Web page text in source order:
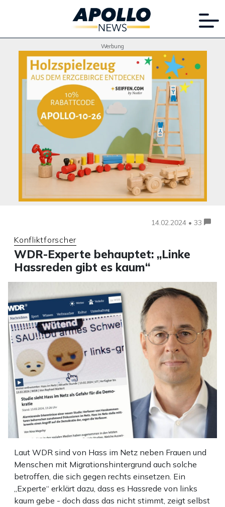
Werbung
14.02.2024 • 33
Konfliktforscher
WDR-Experte behauptet: „Linke
Hassreden gibt es kaum“
Laut WDR sind von Hass im Netz neben Frauen und
Menschen mit Migrationshintergrund auch solche
betroffen, die sich gegen rechts einsetzen. Ein
„Experte“ erklärt dazu, dass es Hassrede von links
kaum gebe - doch dass das nicht stimmt, zeigt selbst